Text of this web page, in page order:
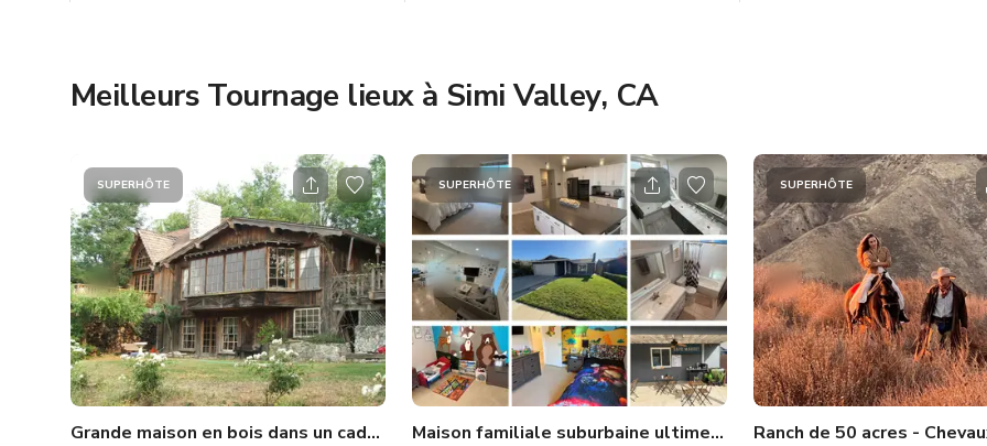
Meilleurs Tournage lieux à Simi Valley, CA
SUPERHÔTE
Grande maison en bois dans un cadre rustique
SUPERHÔTE
Maison familiale suburbaine ultime : hauts plafonds, cuisine de
SUPERHÔTE
Ranch de 50 acres -